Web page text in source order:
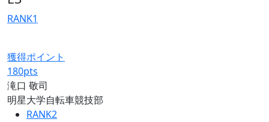
RANK1
獲得ポイント
180pts
滝口 敬司
明星大学自転車競技部
RANK2